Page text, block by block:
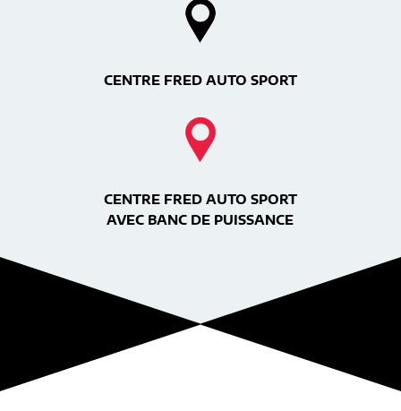
CENTRE FRED AUTO SPORT
CENTRE FRED AUTO SPORT
AVEC BANC DE PUISSANCE